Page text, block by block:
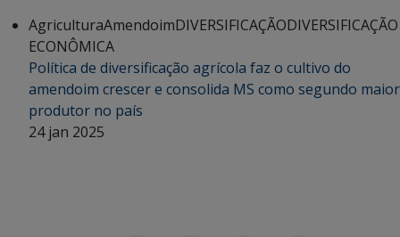
AgriculturaAmendoimDIVERSIFICAÇÃODIVERSIFICAÇÃO
ECONÔMICA
Política de diversificação agrícola faz o cultivo do
amendoim crescer e consolida MS como segundo maior
produtor no país
24 jan 2025